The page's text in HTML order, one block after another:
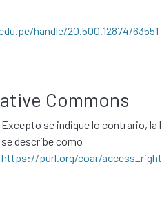
handle/20.500.12874/63551
Commons
Excepto se indique lo contrario, la
se describe como
https://purl.org/coar/